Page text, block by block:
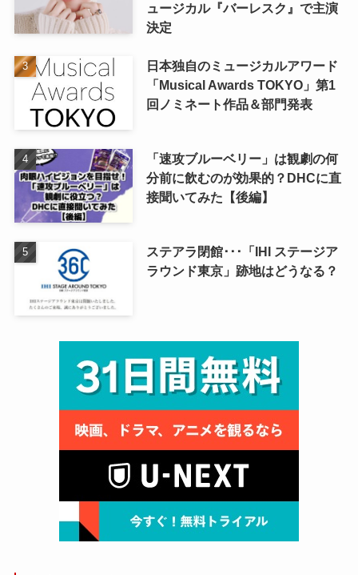
ュージカル『バーレスク』で主演
決定
日本独自のミュージカルアワード
「Musical Awards TOKYO」第1
回ノミネート作品＆部門発表
「速攻ブルーベリー」は観劇の何
分前に飲むのが効果的？DHCに直
接聞いてみた【後編】
ステアラ閉館･･･「IHI ステージア
ラウンド東京」跡地はどうなる？